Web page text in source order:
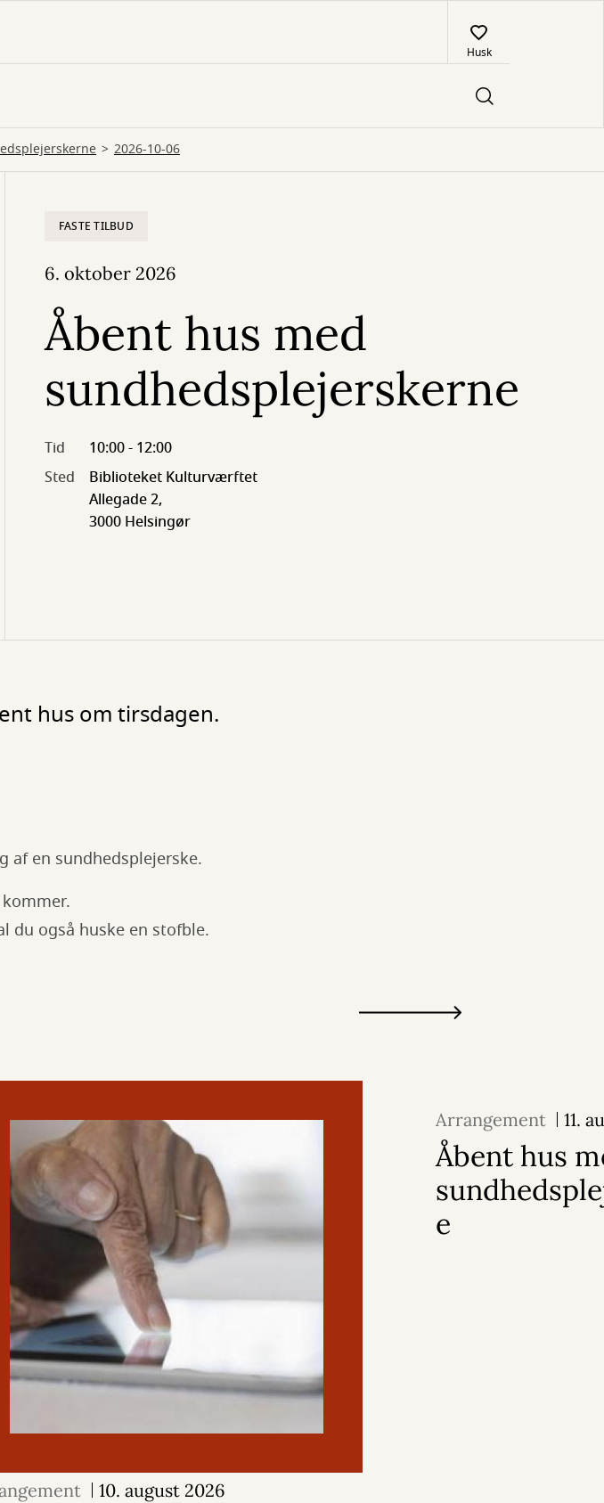
Husk
2026-10-06
FASTE TILBUD
6. oktober 2026
Åbent hus med
sundhedsplejerskerne
Tid
10:00 - 12:00
Sted
Biblioteket Kulturværftet
Allegade 2,
3000 Helsingør
hus om tirsdagen.
af en sundhedsplejerske.
du også huske en stofble.
10. august 2026
Arrangement 11.
Åbent hus
e